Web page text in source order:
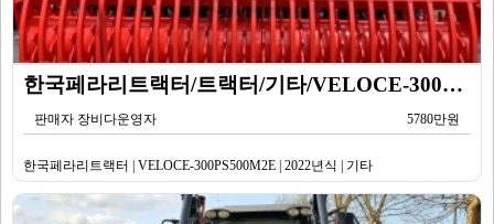
한국페라리트랙터/트랙터/기타/VELOCE-300PS500M2E/2022년식
판매자 장비다운영자 5780만원
한국페라리트랙터 | VELOCE-300PS500M2E | 2022년식 | 기타